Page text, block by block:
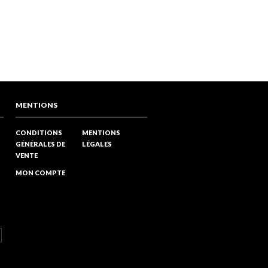
MENTIONS
CONDITIONS
GÉNÉRALES DE
VENTE
MENTIONS
LÉGALES
MON COMPTE